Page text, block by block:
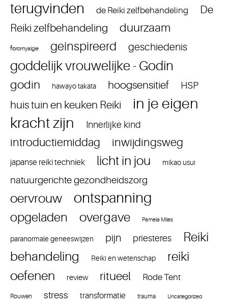
terugvinden
de Reiki zelfbehandeling
De
Reiki zelfbehandeling
duurzaam
fibromyalgie geinspireerd geschiedenis
goddelijk vrouwelijke - Godin
godin hawayo takata hoogsensitief HSP
huis tuin en keuken Reiki
in je eigen
kracht zijn
Innerlijke kind
introductiemiddag inwijdingsweg
japanse reiki techniek licht in jou mikao usui
natuurgerichte gezondheidszorg
oervrouw ontspanning
opgeladen overgave Pamela Miles
paranormale geneeswijzen pijn priesteres
Reiki
behandeling
Reiki en wetenschap
reiki
oefenen
review ritueel Rode Tent
Rouwen stress transformatie trauma Uncategorized